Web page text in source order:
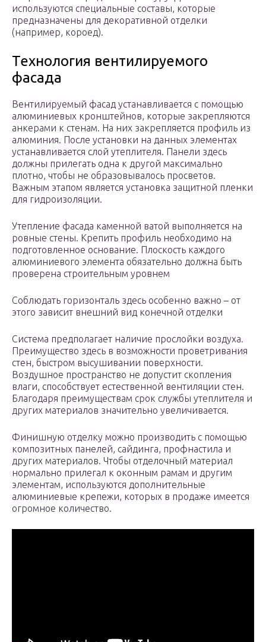
используются специальные составы, которые
предназначены для декоративной отделки
(например, короед).
Технология вентилируемого
фасада
Вентилируемый фасад устанавливается с помощью
алюминиевых кронштейнов, которые закрепляются
анкерами к стенам. На них закрепляется профиль из
алюминия. После установки на данных элементах
устанавливается слой утеплителя. Панели здесь
должны прилегать одна к другой максимально
плотно, чтобы не образовывалось просветов.
Важным этапом является установка защитной пленки
для гидроизоляции.
Утепление фасада каменной ватой выполняется на
ровные стены. Крепить профиль необходимо на
подготовленное основание. Плоскость каждого
алюминиевого элемента обязательно должна быть
проверена строительным уровнем
Соблюдать горизонталь здесь особенно важно – от
этого зависит внешний вид конечной отделки
Система предполагает наличие прослойки воздуха.
Преимущество здесь в возможности проветривания
стен, быстром высушивании поверхности.
Воздушное пространство не допустит скопления
влаги, способствует естественной вентиляции стен.
Благодаря преимуществам срок службы утеплителя и
других материалов значительно увеличивается.
Финишную отделку можно производить с помощью
композитных панелей, сайдинга, профнастила и
других материалов. Чтобы отделочный материал
нормально прилегал к оконным рамам и другим
элементам, используются дополнительные
алюминиевые крепежи, которых в продаже имеется
огромное количество.